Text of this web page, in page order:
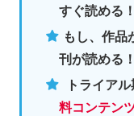
すぐ読める！
もし、作品
刊が読める！
トライア
料コンテン